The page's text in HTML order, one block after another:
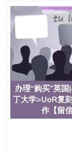
State
State
State
State
State
University）
University）圣
University）圣
University）圣
University）圣
University）圣
University）
University）圣
University）
University）
University）
办理“购买”英
丁大学>UoR复
作【留